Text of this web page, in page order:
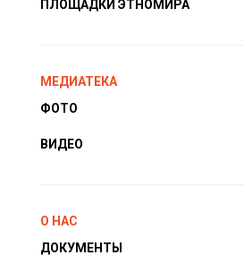
ПЛОЩАДКИ ЭТНОМИРА
МЕДИАТЕКА
ФОТО
ВИДЕО
О НАС
ДОКУМЕНТЫ